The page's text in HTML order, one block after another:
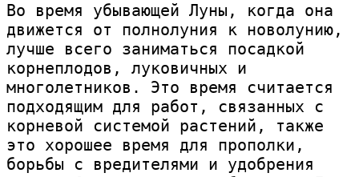
Во время убывающей Луны, когда она
движется от полнолуния к новолунию,
лучше всего заниматься посадкой
корнеплодов, луковичных и
многолетников. Это время считается
подходящим для работ, связанных с
корневой системой растений, также
это хорошее время для прополки,
борьбы с вредителями и удобрения